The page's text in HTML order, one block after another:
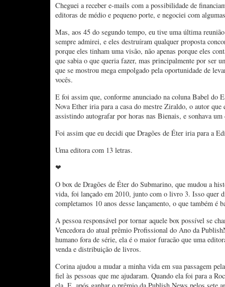
Cheguei a receber e-mails com a possibilidade de
editoras de médio e pequeno porte, e negociei com
Mas, aos 45 do segundo tempo, eu tive uma última
sempre admirei, e eles destruíram qualquer proposta
porque eles tinham uma visão, não apenas porque eles
que sabia o que queria fazer, mas principalmente por ser
que se mostrou mega empolgado pela oportunidade de
vocês.
E foi assim que, conforme anunciado na coluna Babel do
Nova Ether iria para a casa do mestre Ziraldo, o autor que
assistindo autografar por horas nas Bienais, e sonhava
Foi assim que eu decidi que Dragões de Éter iria para a
Uma editora com 13 letras.
❤
O box de Dragões de Éter do Submarino, que mudou a
vida, foi lançado em 2010, junto com o livro 3. Isso quer
completamos 10 anos desse lançamento, o que também é
A pessoa responsável por tornar aquele box possível se
Vencedora do atual prêmio Profissional do Ano da
humano fora de série, ela é o maior furacão que uma
venda e distribuição de livros.
Corina ajudou a mudar a minha vida em sua passagem
fiel às pessoas que me ajudaram. Quando ela foi para a